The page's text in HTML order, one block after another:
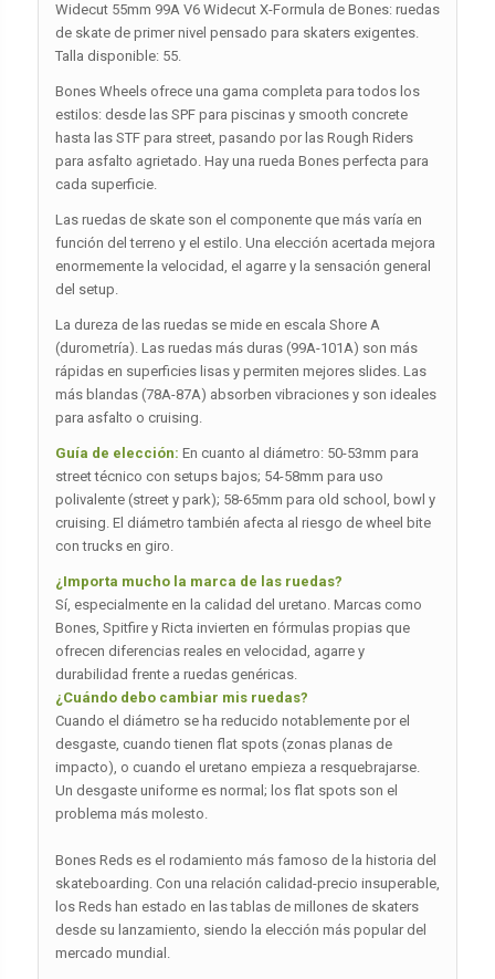
Widecut 55mm 99A V6 Widecut X-Formula de Bones: ruedas
de skate de primer nivel pensado para skaters exigentes.
Talla disponible: 55.
Bones Wheels ofrece una gama completa para todos los
estilos: desde las SPF para piscinas y smooth concrete
hasta las STF para street, pasando por las Rough Riders
para asfalto agrietado. Hay una rueda Bones perfecta para
cada superficie.
Las ruedas de skate son el componente que más varía en
función del terreno y el estilo. Una elección acertada mejora
enormemente la velocidad, el agarre y la sensación general
del setup.
La dureza de las ruedas se mide en escala Shore A
(durometría). Las ruedas más duras (99A-101A) son más
rápidas en superficies lisas y permiten mejores slides. Las
más blandas (78A-87A) absorben vibraciones y son ideales
para asfalto o cruising.
Guía de elección: En cuanto al diámetro: 50-53mm para
street técnico con setups bajos; 54-58mm para uso
polivalente (street y park); 58-65mm para old school, bowl y
cruising. El diámetro también afecta al riesgo de wheel bite
con trucks en giro.
¿Importa mucho la marca de las ruedas?
Sí, especialmente en la calidad del uretano. Marcas como
Bones, Spitfire y Ricta invierten en fórmulas propias que
ofrecen diferencias reales en velocidad, agarre y
durabilidad frente a ruedas genéricas.
¿Cuándo debo cambiar mis ruedas?
Cuando el diámetro se ha reducido notablemente por el
desgaste, cuando tienen flat spots (zonas planas de
impacto), o cuando el uretano empieza a resquebrajarse.
Un desgaste uniforme es normal; los flat spots son el
problema más molesto.
Bones Reds es el rodamiento más famoso de la historia del
skateboarding. Con una relación calidad-precio insuperable,
los Reds han estado en las tablas de millones de skaters
desde su lanzamiento, siendo la elección más popular del
mercado mundial.